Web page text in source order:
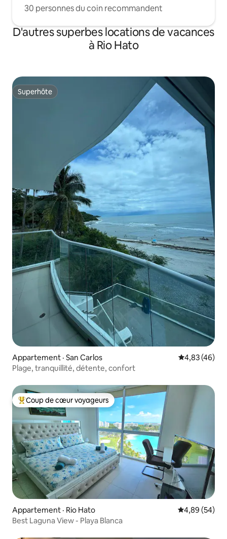
30 personnes du coin recommandent
D'autres superbes locations de vacances
à Rio Hato
Superhôte
Superhôte
Appartement · San Carlos Note
4,83 (46)
Plage, tranquillité, détente, confort
Coup de cœur voyageurs parmi les plus aimés
Coup de cœur voyageurs
Appartement · Rio Hato Note
4,89 (54)
Best Laguna View - Playa Blanca